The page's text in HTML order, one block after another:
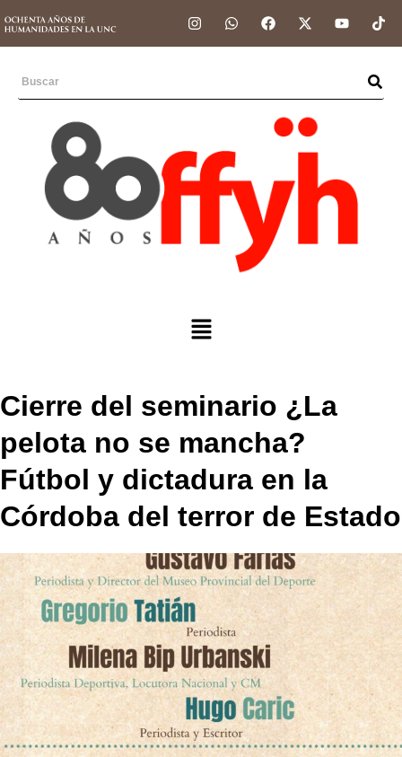
Cierre del seminario ¿La
pelota no se mancha?
Fútbol y dictadura en la
Córdoba del terror de Estado